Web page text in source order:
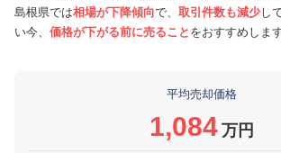
島根県では相場が下降傾向で、 取引件数も減少し
い今、 価格が下がる前に売ること をおすすめします
平均売却価格
1,084 万円